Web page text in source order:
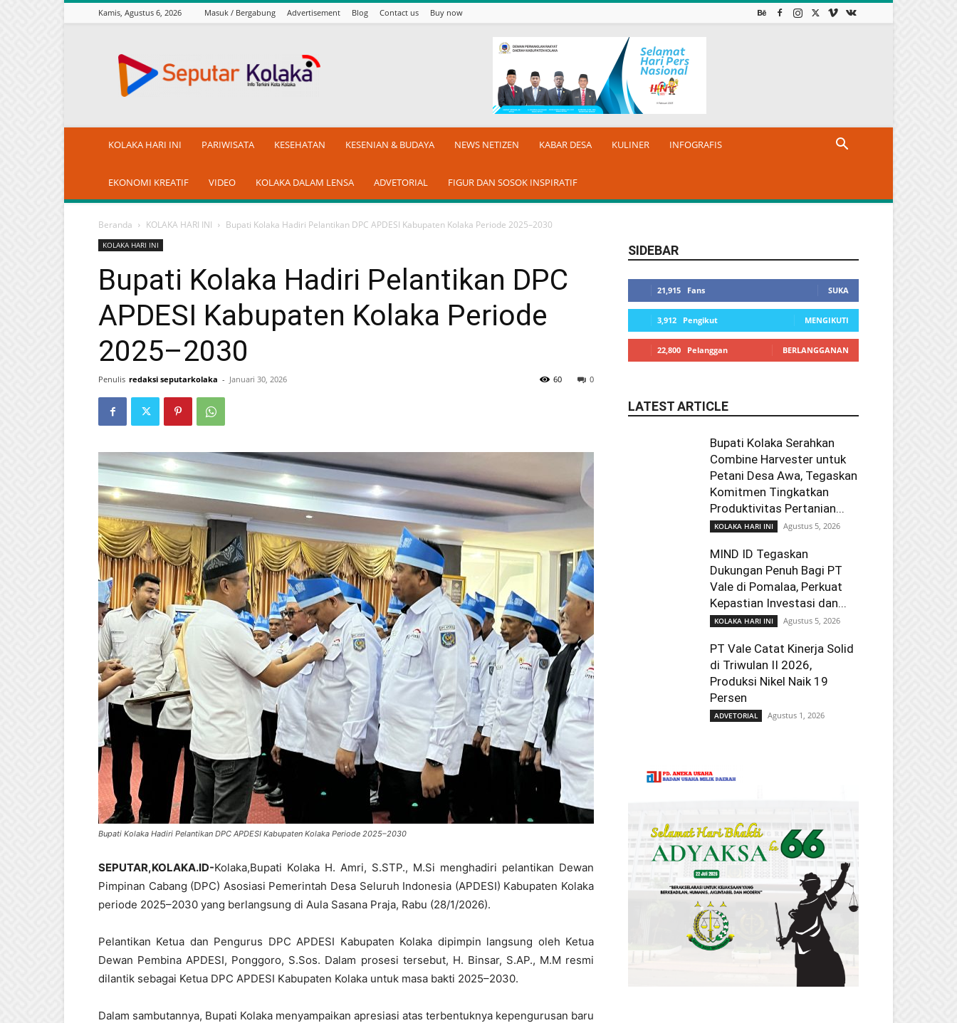
Kamis, Agustus 6, 2026 Masuk / Bergabung Advertisement Blog Contact us Buy now
KOLAKA HARI INI PARIWISATA KESEHATAN KESENIAN & BUDAYA NEWS NETIZEN KABAR DESA KULINER INFOGRAFIS
EKONOMI KREATIF VIDEO KOLAKA DALAM LENSA ADVETORIAL FIGUR DAN SOSOK INSPIRATIF
Beranda KOLAKA HARI INI Bupati Kolaka Hadiri Pelantikan DPC APDESI Kabupaten Kolaka Periode 2025–2030
KOLAKA HARI INI
Bupati Kolaka Hadiri Pelantikan DPC
APDESI Kabupaten Kolaka Periode
2025–2030
Penulis redaksi seputarkolaka - Januari 30, 2026 0
60
Bupati Kolaka Hadiri Pelantikan DPC APDESI Kabupaten Kolaka Periode 2025–2030
SEPUTAR,KOLAKA.ID-Kolaka,Bupati Kolaka H. Amri, S.STP., M.Si menghadiri pelantikan Dewan
Pimpinan Cabang (DPC) Asosiasi Pemerintah Desa Seluruh Indonesia (APDESI) Kabupaten Kolaka
periode 2025–2030 yang berlangsung di Aula Sasana Praja, Rabu (28/1/2026).
Pelantikan Ketua dan Pengurus DPC APDESI Kabupaten Kolaka dipimpin langsung oleh Ketua
Dewan Pembina APDESI, Ponggoro, S.Sos. Dalam prosesi tersebut, H. Binsar, S.AP., M.M resmi
dilantik sebagai Ketua DPC APDESI Kabupaten Kolaka untuk masa bakti 2025–2030.
Dalam sambutannya, Bupati Kolaka menyampaikan apresiasi atas terbentuknya kepengurusan baru
SIDEBAR
21,915 Fans SUKA
3,912 Pengikut MENGIKUTI
22,800 Pelanggan BERLANGGANAN
LATEST ARTICLE
Bupati Kolaka Serahkan
Combine Harvester untuk
Petani Desa Awa, Tegaskan
Komitmen Tingkatkan
Produktivitas Pertanian...
KOLAKA HARI INI Agustus 5, 2026
MIND ID Tegaskan
Dukungan Penuh Bagi PT
Vale di Pomalaa, Perkuat
Kepastian Investasi dan...
KOLAKA HARI INI Agustus 5, 2026
PT Vale Catat Kinerja Solid
di Triwulan II 2026,
Produksi Nikel Naik 19
Persen
ADVETORIAL Agustus 1, 2026